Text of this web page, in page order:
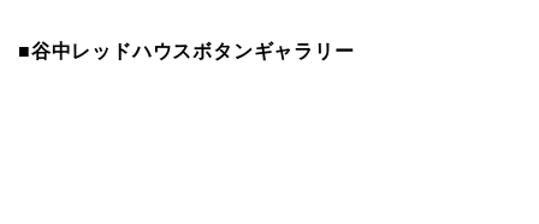
■谷中レッドハウスボタンギャラリー